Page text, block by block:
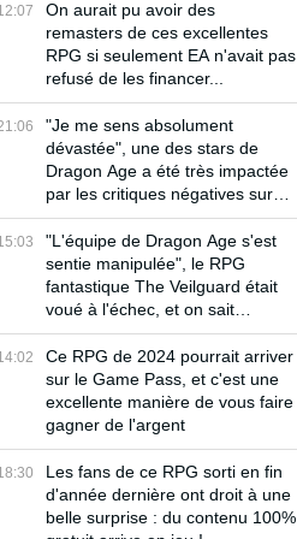
On aurait pu avoir des
remasters de ces excellentes
RPG si seulement EA n'avait pas
refusé de les financer...
"Je me sens absolument
dévastée", une des stars de
Dragon Age a été très impactée
par les critiques négatives sur
The Veilguard
"L'équipe de Dragon Age s'est
sentie manipulée", le RPG
fantastique The Veilguard était
voué à l'échec, et on sait
maintenant pourquoi
Ce RPG de 2024 pourrait arriver
sur le Game Pass, et c'est une
excellente manière de vous faire
gagner de l'argent
Les fans de ce RPG sorti en fin
d'année dernière ont droit à une
belle surprise : du contenu 100%